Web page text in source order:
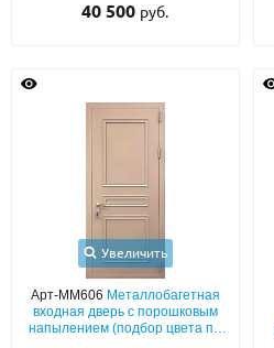
40 500 руб.
Увеличить
Арт-ММ606 Металлобагетная
входная дверь с порошковым
напылением (подбор цвета по